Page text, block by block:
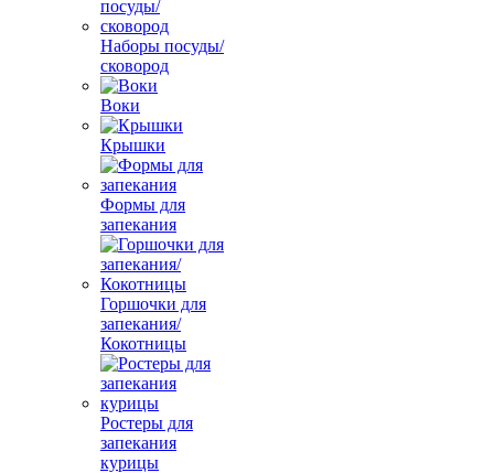
Наборы посуды/
сковород
Воки
Крышки
Формы для
запекания
Горшочки для
запекания/
Кокотницы
Ростеры для
запекания
курицы